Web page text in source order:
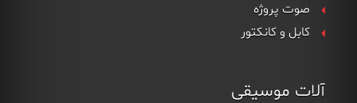
صوت پروژه
کابل و کانکتور
آلات موسیقی